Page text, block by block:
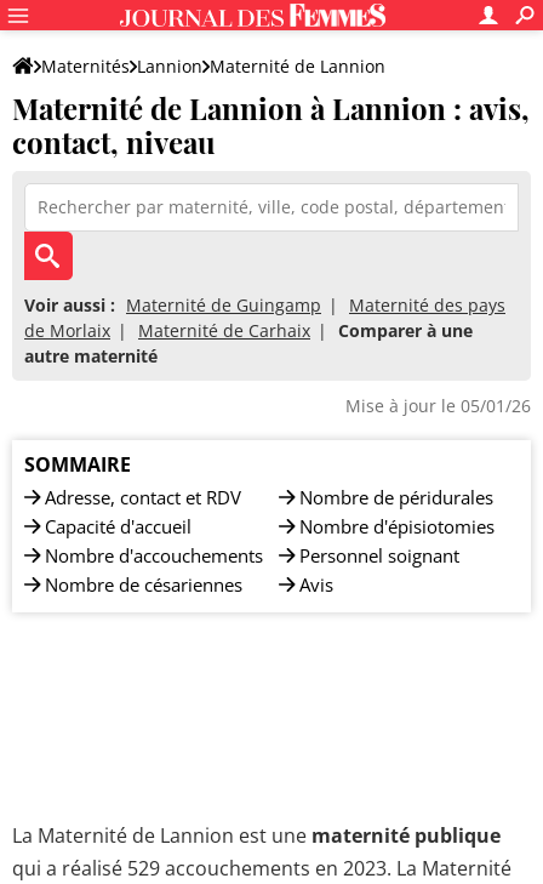
Maternités Lannion Maternité de Lannion
Maternité de Lannion à Lannion : avis,
contact, niveau
Voir aussi : Maternité de Guingamp
Maternité des pays
de Morlaix
Maternité de Carhaix
Comparer à une
autre maternité
Mise à jour le 05/01/26
SOMMAIRE
Adresse, contact et RDV
Capacité d'accueil
Nombre d'accouchements
Nombre de césariennes
Nombre de péridurales
Nombre d'épisiotomies
Personnel soignant
Avis
La Maternité de Lannion est une maternité publique
qui a réalisé 529 accouchements en 2023. La Maternité